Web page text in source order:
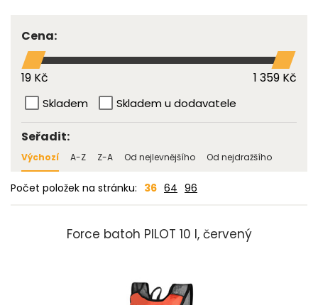
Cena:
19 Kč 1 359 Kč
Skladem Skladem u dodavatele
Seřadit:
Výchozí A-Z Z-A Od nejlevnějšího Od nejdražšího
Počet položek na stránku: 36 64 96
Force batoh PILOT 10 l, červený